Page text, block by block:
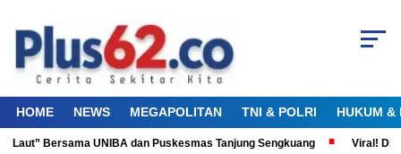
HOME NEWS MEGAPOLITAN TNI & POLRI HUKUM &
Bersama UNIBA dan Puskesmas Tanjung Sengkuang Viral!